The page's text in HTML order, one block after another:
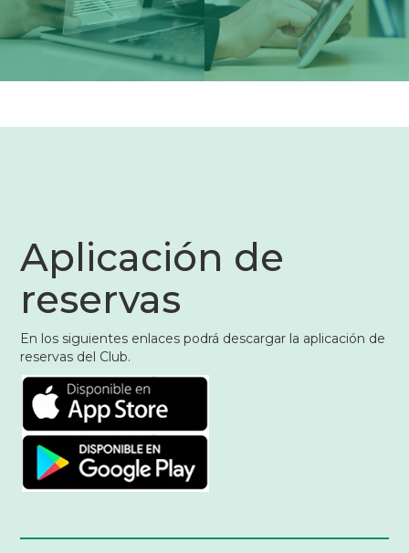
la
Corporación
Aplicación de
reservas
En los siguientes enlaces podrá descargar la aplicación de
reservas del Club.